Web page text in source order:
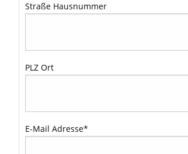
Straße Hausnummer
PLZ Ort
E-Mail Adresse*